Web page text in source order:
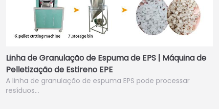
Linha de Granulação de Espuma de EPS | Máquina de
Pelletização de Estireno EPE
A linha de granulação de espuma EPS pode processar
resíduos…